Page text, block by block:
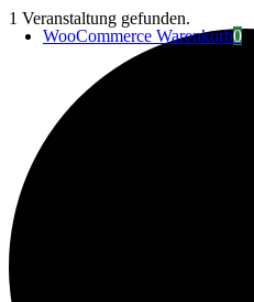
Zum
InhaltWooCommerce Warenkorb0
1 Veranstaltung gefunden.